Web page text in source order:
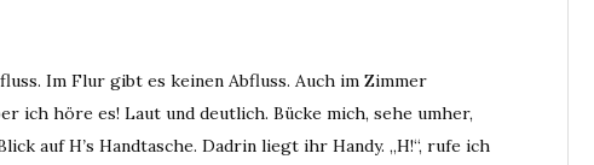
Im Flur gibt es keinen Abfluss. Auch im Zimmer
ich höre es! Laut und deutlich. Bücke mich, sehe umher,
auf H’s Handtasche. Dadrin liegt ihr Handy. „H!“, rufe ich